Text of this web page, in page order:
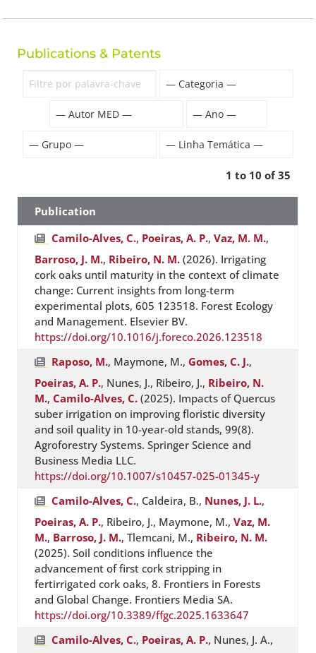
Publications & Patents
1 to 10 of 35
Publication
Camilo-Alves, C., Poeiras, A. P.,Vaz, M. M.,
Barroso, J. M., Ribeiro, N. M. (2026). Irrigating
cork oaks until maturity in the context of climate
change: Current insights from long-term
experimental plots, 605 123518. Forest Ecology
and Management. Elsevier BV.
https://doi.org/10.1016/j.foreco.2026.123518
Raposo, M., Maymone, M., Gomes, C. J.,
Poeiras, A. P., Nunes, J., Ribeiro, J., Ribeiro, N.
M., Camilo-Alves, C. (2025). Impacts of Quercus
suber irrigation on improving floristic diversity
and soil quality in 10-year-old stands, 99(8).
Agroforestry Systems. Springer Science and
Business Media LLC.
https://doi.org/10.1007/s10457-025-01345-y
Camilo-Alves, C., Caldeira, B., Nunes, J. L.,
Poeiras, A. P., Ribeiro, J., Maymone, M.,Vaz, M.
M., Barroso, J. M., Tlemcani, M., Ribeiro, N. M.
(2025). Soil conditions influence the
advancement of first cork stripping in
fertirrigated cork oaks, 8. Frontiers in Forests
and Global Change. Frontiers Media SA.
https://doi.org/10.3389/ffgc.2025.1633647
Camilo-Alves, C., Poeiras, A. P., Nunes, J. A.,